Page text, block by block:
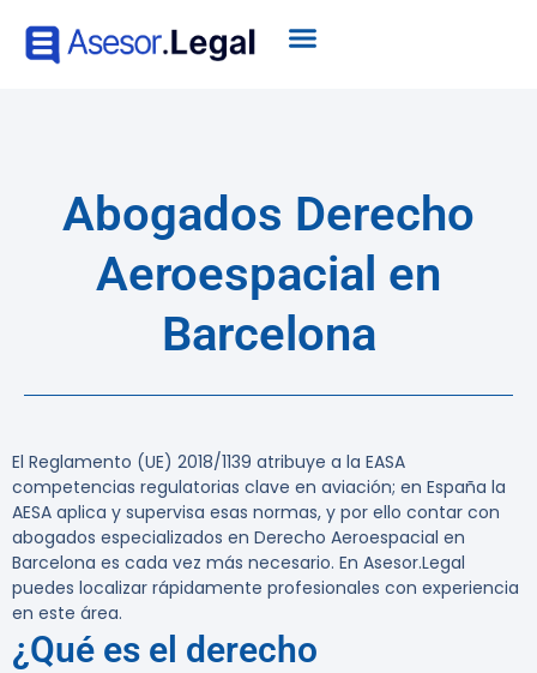
Abogados Derecho
Aeroespacial en
Barcelona
El Reglamento (UE) 2018/1139 atribuye a la EASA
competencias regulatorias clave en aviación; en España la
AESA aplica y supervisa esas normas, y por ello contar con
abogados especializados en Derecho Aeroespacial en
Barcelona es cada vez más necesario. En Asesor.Legal
puedes localizar rápidamente profesionales con experiencia
en este área.
¿Qué es el derecho